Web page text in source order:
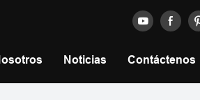
Noticias Contáctenos